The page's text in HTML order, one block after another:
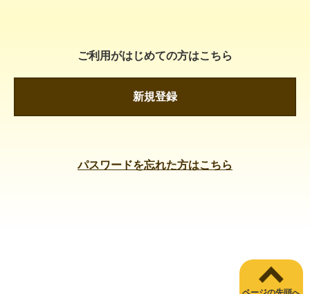
ご利用がはじめての方はこちら
新規登録
パスワードを忘れた方はこちら